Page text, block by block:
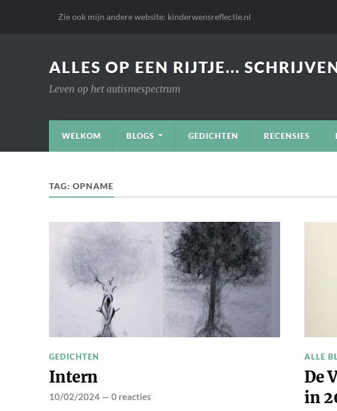
Zie ook mijn andere website: kinderwensreflectie.nl
ALLES OP EEN RIJTJE...
Leven op het autismespectrum
WELKOM BLOGS GEDICHTEN RECENSIES
TAG: OPNAME
GEDICHTEN
Intern
10/02/2024— 0 reacties
ALLE
De
in